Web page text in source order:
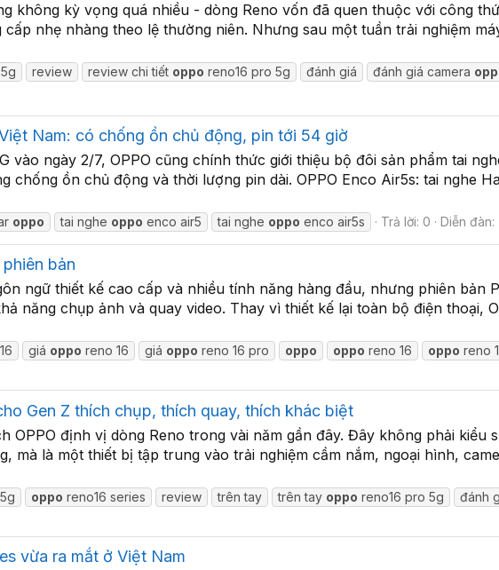
không kỳ vọng quá nhiều - dòng Reno vốn đã quen thuộc với công
nhẹ nhàng theo lệ thường niên. Nhưng sau một tuần trải nghiệm
review review chi tiết oppo reno16 pro 5g đánh giá đánh giá camera
Nam: có chống ồn chủ động, pin tới 54 giờ
vào ngày 2/7, OPPO cũng chính thức giới thiệu bộ đôi sản phẩm tai
chống ồn chủ động và thời lượng pin dài. OPPO Enco Air5s: tai nghe
oppo tai nghe oppo enco air5 tai nghe oppo enco air5s Trả lời: 0 Diễn đàn:
bản
ngữ thiết kế cao cấp và nhiều tính năng hàng đầu, nhưng phiên bản
năng chụp ảnh và quay video. Thay vì thiết kế lại toàn bộ điện thoại,
giá oppo reno 16 giá oppo reno 16 pro oppo oppo reno 16 oppo reno
Gen Z thích chụp, thích quay, thích khác biệt
OPPO định vị dòng Reno trong vài năm gần đây. Đây không phải kiểu
mà là một thiết bị tập trung vào trải nghiệm cầm nắm, ngoại hình,
oppo reno16 series review trên tay trên tay oppo reno16 pro 5g đánh
vừa ra mắt ở Việt Nam